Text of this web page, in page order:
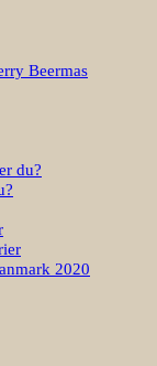
Beermas
du?
2020